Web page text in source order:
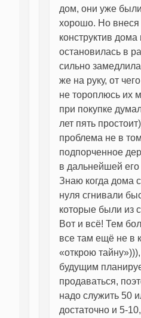
дом, они уже
хорошо. Но внеся
конструктив дома
остановилась в
сильно
же на руку, от
не тороплюсь их
при покупке
лет пять
проблема не в
подпорченное
в дальнейшей его
Знаю когда дома
нуля сгнивали
которые были из
Вот и всё! Тем
все там ещё не в
«открою
будущим
продаваться,
надо служить 50
достаточно и 5-